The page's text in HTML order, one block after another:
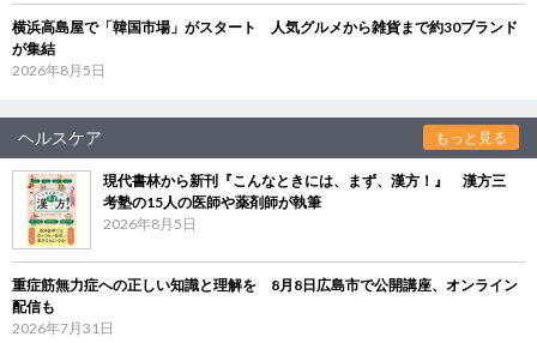
横浜高島屋で「韓国市場」がスタート 人気グルメから雑貨まで約30ブランド
が集結
2026年8月5日
ヘルスケア もっと見る
現代書林から新刊『こんなときには、まず、漢方！』 漢方三
考塾の15人の医師や薬剤師が執筆
2026年8月5日
重症筋無力症への正しい知識と理解を 8月8日広島市で公開講座、オンライン
配信も
2026年7月31日